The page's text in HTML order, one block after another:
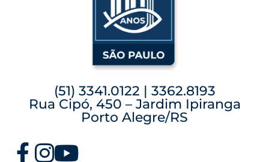
(51) 3341.0122 | 3362.8193
Rua Cipó, 450 – Jardim Ipiranga
Porto Alegre/RS